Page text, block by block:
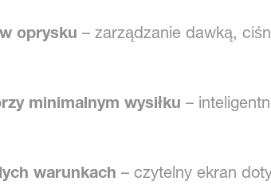
oprysku – zarządzanie dawką,
minimalnym wysiłku –
warunkach – czytelny ekran